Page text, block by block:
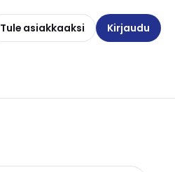
Tule asiakkaaksi Kirjaudu